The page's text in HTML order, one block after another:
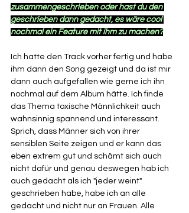
zusammengeschrieben oder hast du den
geschrieben dann gedacht, es wäre cool
nochmal ein Feature mit ihm zu machen?
Ich hatte den Track vorher fertig und habe
ihm dann den Song gezeigt und da ist mir
dann auch aufgefallen wie gerne ich ihn
nochmal auf dem Album hätte. Ich finde
das Thema toxische Männlichkeit auch
wahnsinnig spannend und interessant.
Sprich, dass Männer sich von ihrer
sensiblen Seite zeigen und er kann das
eben extrem gut und schämt sich auch
nicht dafür und genau deswegen hab ich
auch gedacht als ich "jeder weint"
geschrieben habe, habe ich an alle
gedacht und nicht nur an Frauen. Alle